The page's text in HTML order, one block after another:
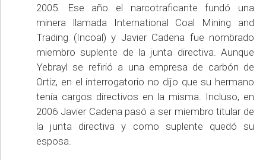
2005. Ese año el narcotraficante fundó una
minera llamada International Coal Mining and
Trading (Incoal) y Javier Cadena fue nombrado
miembro suplente de la junta directiva. Aunque
Yebrayl se refirió a una empresa de carbón de
Ortiz, en el interrogatorio no dijo que su hermano
tenía cargos directivos en la misma. Incluso, en
2006 Javier Cadena pasó a ser miembro titular de
la junta directiva y como suplente quedó su
esposa.